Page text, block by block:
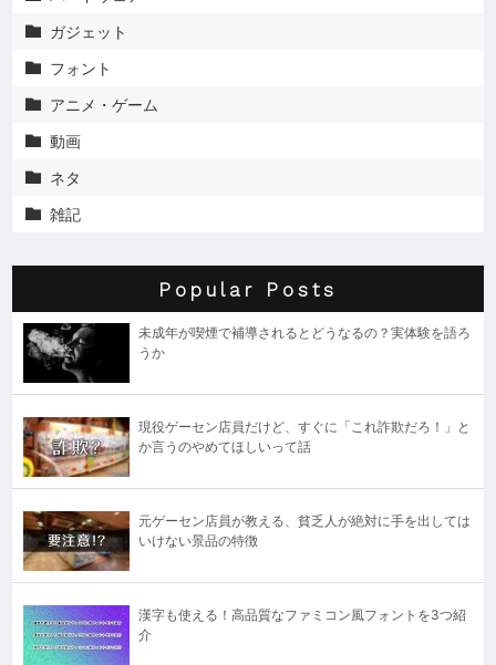
 ガジェット
 フォント
 アニメ・ゲーム
 動画
 ネタ
 雑記
Popular Posts
未成年が喫煙で補導されるとどうなるの？実体験を語ろ
うか
現役ゲーセン店員だけど、すぐに「これ詐欺だろ！」と
か言うのやめてほしいって話
元ゲーセン店員が教える、貧乏人が絶対に手を出しては
いけない景品の特徴
漢字も使える！高品質なファミコン風フォントを3つ紹
介